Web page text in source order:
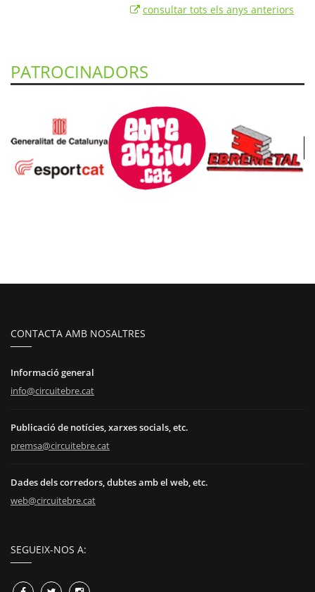
consultar tots els anys anteriors
PATROCINADORS
CONTACTA AMB NOSALTRES
Informació general
info@circuitebre.cat
Publicació de notícies, xarxes socials, etc.
premsa@circuitebre.cat
Dades dels corredors, dubtes amb el web, etc.
web@circuitebre.cat
SEGUEIX-NOS A: